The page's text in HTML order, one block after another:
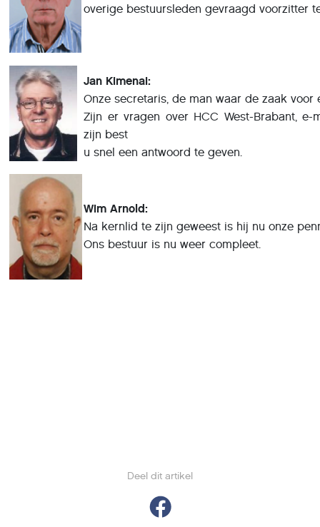
Deel dit artikel
overige bestuursleden gevraagd voorzitter
Jan Kimenai:
Onze secretaris, de man waar de zaak
Zijn er vragen over HCC West-Brabant,
zijn best
u snel een antwoord te geven.
Wim Arnold:
Na kernlid te zijn geweest is hij nu onze
Ons bestuur is nu weer compleet.